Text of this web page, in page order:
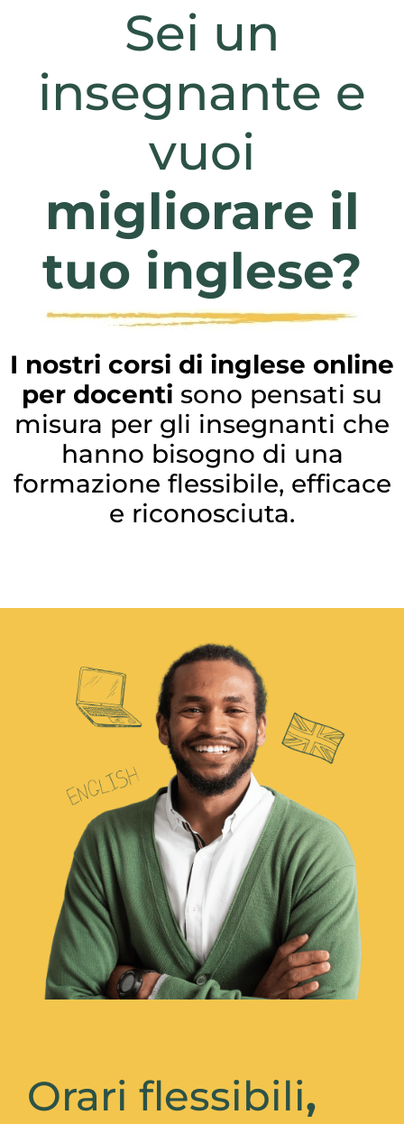
Sei un
insegnante e
vuoi
migliorare il
tuo inglese?
I nostri corsi di inglese online
per docenti sono pensati su
misura per gli insegnanti che
hanno bisogno di una
formazione flessibile, efficace
e riconosciuta.
Orari flessibili,